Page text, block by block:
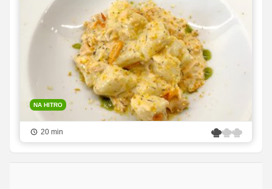
NA HITRO
20 min